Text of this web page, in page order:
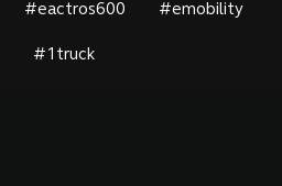
#eactros600 #emobility
#1truck